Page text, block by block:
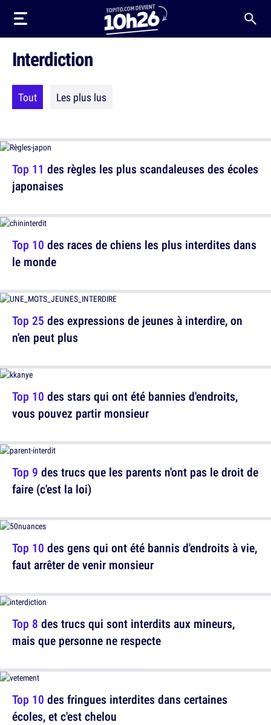
Interdiction
Tout Les plus lus
Top 11 des règles les plus scandaleuses des écoles
japonaises
Top 10 des races de chiens les plus interdites dans
le monde
Top 10 des stars qui ont été bannies d'endroits,
vous pouvez partir monsieur
Top 10 des gens qui ont été bannis d'endroits à vie,
faut arrêter de venir monsieur
Top 10 des fringues interdites dans certaines
écoles, et c'est chelou
Top 25 des expressions de jeunes à interdire, on
n'en peut plus
Top 9 des trucs que les parents n'ont pas le droit de
faire (c'est la loi)
Top 8 des trucs qui sont interdits aux mineurs,
mais que personne ne respecte